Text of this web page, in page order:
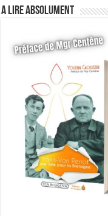
A lire absolument